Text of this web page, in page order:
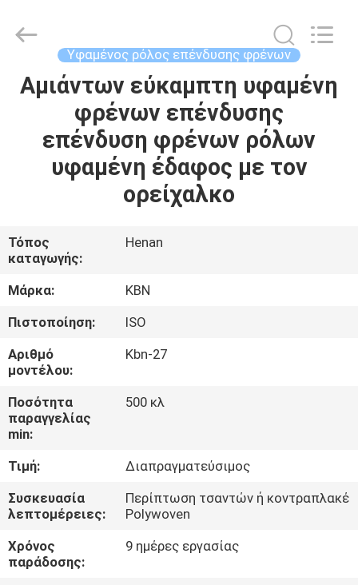
ΣΠΊΤΙ
ΠΡΟΪΌΝΤΑ
ΠΕΡΊΠΟΥ
ΓΎΡΟΣ
ΕΡΓΟΣΤΑΣΊΩΝ
ΠΟΙΟΤΙΚΌΣ
ΈΛΕΓΧΟΣ
ΜΑΣ
ΣΕ
ΕΠΑΦΉ
Reserved.
Υφαμένος ρόλος επένδυσης φρένων
Αμιάντων εύκαμπτη υφαμένη
φρένων επένδυσης
επένδυση φρένων ρόλων
υφαμένη έδαφος με τον
ορείχαλκο
Τόπος
καταγωγής:
Henan
Μάρκα:
KBN
Πιστοποίηση:
ISO
Αριθμό
μοντέλου:
Kbn-27
Ποσότητα
παραγγελίας
min:
500 κλ
Τιμή:
Διαπραγματεύσιμος
Συσκευασία
λεπτομέρειες:
Περίπτωση τσαντών ή κοντραπλακέ
Polywoven
Χρόνος
παράδοσης:
9 ημέρες εργασίας